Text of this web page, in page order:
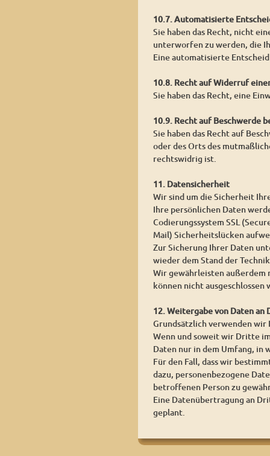
10.7. Automatisierte
Sie haben das Recht, nicht
unterworfen zu werden, die
Eine automatisierte
10.8. Recht auf Widerruf
Sie haben das Recht, eine
10.9. Recht auf Beschwerde
Sie haben das Recht auf
oder des Orts des
rechtswidrig ist.
11. Datensicherheit
Wir sind um die Sicherheit
Ihre persönlichen Daten
Codierungssystem SSL
Mail) Sicherheitslücken
Zur Sicherung Ihrer Daten
wieder dem Stand der
Wir gewährleisten außerdem
können nicht
12. Weitergabe von Daten
Grundsätzlich verwenden wir
Wenn und soweit wir Dritte
Daten nur in dem Umfang,
Für den Fall, dass wir
dazu, personenbezogene
betroffenen Person zu
Eine Datenübertragung an
geplant.